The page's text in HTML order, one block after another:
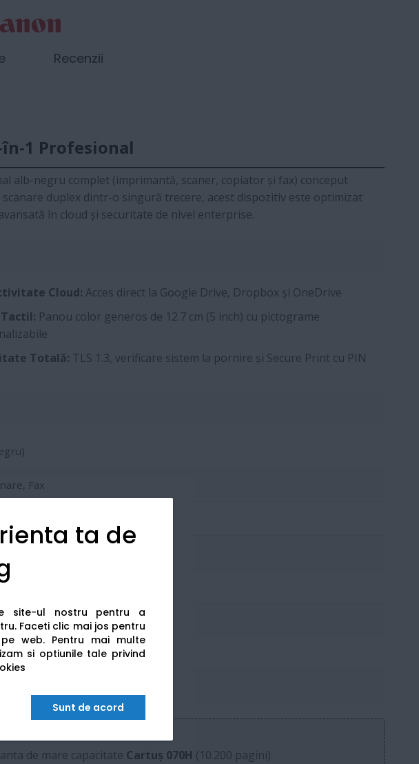
ta de
site-ul nostru pentru a
Faceti clic mai jos pentru
web. Pentru mai multe
si optiunile tale privind
Sunt de acord
în-1 Profesional
alb-negru complet (imprimantă, scaner, copiator și fax) conceput
duplex dintr-o singură trecere, acest dispozitiv este optimizat
în cloud și securitate de nivel enterprise.
Cloud: Acces direct la Google Drive, Dropbox și OneDrive
Tactil: Panou color generos de 12.7 cm (5 inch) cu pictograme
Totală: TLS 1.3, verificare sistem la pornire și Secure Print cu PIN
Fax
Pass)
100 coli
de mare capacitate Cartuș 070H (10.200 pagini).
Recenzii